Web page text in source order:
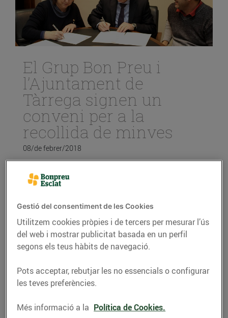
El Grup Bon Preu i
l’Ajuntament de
Tàrrega signen un
conveni per a la
recollida de minves
08/de febrer/2018
Amb la signatura de l’acord, el Grup Bon
Preu i l’Ajuntament de Tàrrega amb el
forces per evitar el malbaratament
alimentari i aconseguir un millor
aprofitament dels aliments.
Bon Preu es compromet a fer donacions
alimentaris que, per algun motiu, no es
poden posar a la venda però que són
Gestió del consentiment de les Cookies
Utilitzem cookies pròpies i de tercers per mesurar l’ús
del web i mostrar publicitat basada en un perfil
segons els teus hàbits de navegació.
Pots acceptar, rebutjar les no essencials o configurar
les teves preferències.
Més informació a la Política de Cookies.